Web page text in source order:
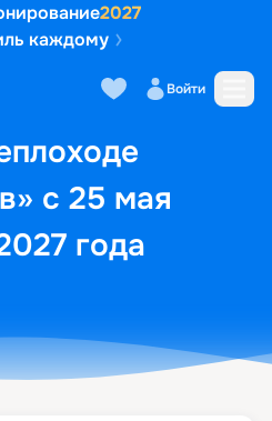
2027
каждому
Войти
с 25 мая
года
кают Маршрут и